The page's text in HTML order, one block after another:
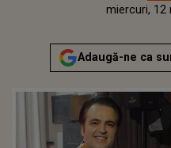
miercuri, 12 noiembrie 2025
Actualizat:
miercuri, 12
Adaugă-ne ca